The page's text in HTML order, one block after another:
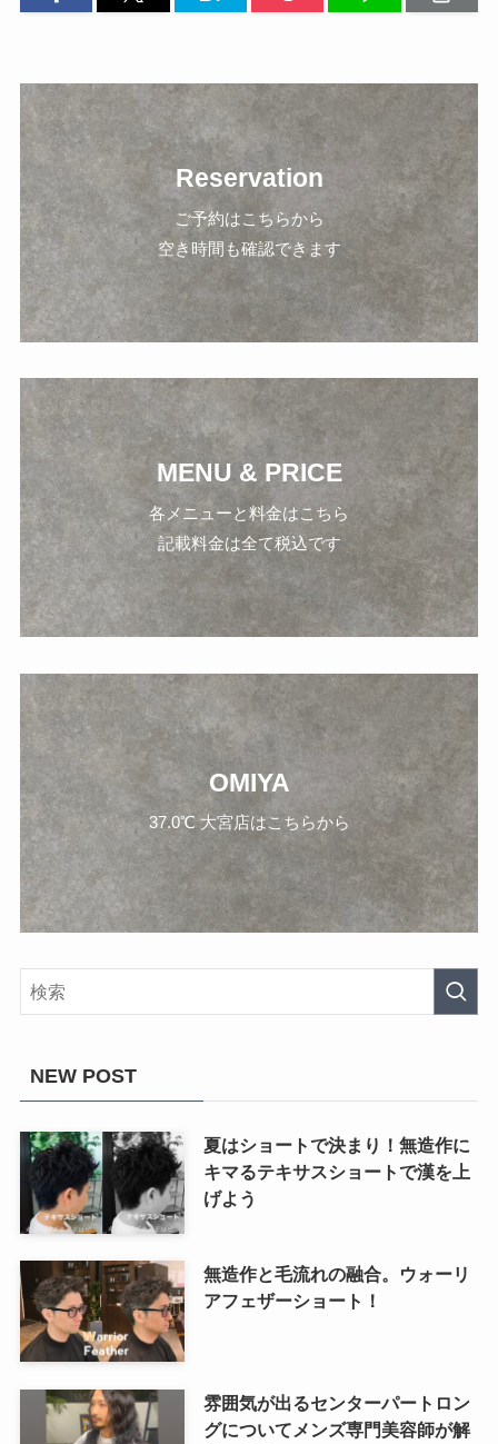
Reservation
ご予約はこちらから
空き時間も確認できます
MENU & PRICE
各メニューと料金はこちら
記載料金は全て税込です
OMIYA
37.0℃ 大宮店はこちらから
NEW POST
夏はショートで決まり！無造作に
キマるテキサスショートで漢を上
げよう
無造作と毛流れの融合。ウォーリ
アフェザーショート！
雰囲気が出るセンターパートロン
グについてメンズ専門美容師が解